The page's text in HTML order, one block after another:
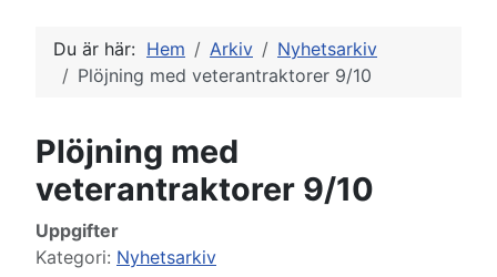
Du är här: Hem Arkiv
Nyhetsarkiv
Plöjning med veterantraktorer 9/10
Plöjning med
veterantraktorer 9/10
Uppgifter
Kategori: Nyhetsarkiv